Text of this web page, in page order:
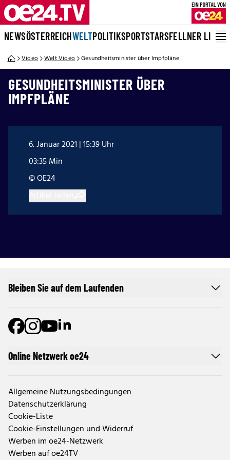
NEWSÖSTERREICHWELTPOLITIKSPORTSTARSFELLNER LIVE
Video Welt Video Gesundheitsminister über Impfpläne
GESUNDHEITSMINISTER ÜBER
IMPFPLÄNE
6. Januar 2021 | 15:39 Uhr
03:35 Min
© OE24
Online Netzwerk oe24
Allgemeine Nutzungsbedingungen
Datenschutzerklärung
Cookie-Liste
Cookie-Einstellungen und Widerruf
Werben im oe24-Netzwerk
Werben auf oe24TV
Bleiben Sie auf dem Laufenden